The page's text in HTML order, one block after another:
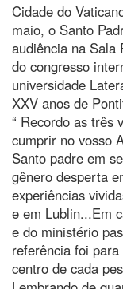
Cidade do
maio, o Santo
audiência na Sala
do congresso
universidade
XXV anos de
“ Recordo as três
cumprir no vosso
Santo padre em
gênero desperta
experiências
e em Lublin...Em
e do ministério
referência foi
centro de cada